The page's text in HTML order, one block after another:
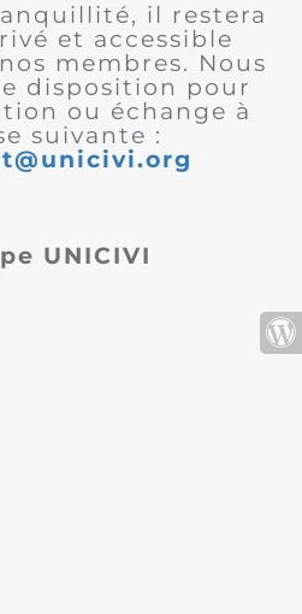
il restera
et accessible
membres. Nous
disposition pour
ou échange à
suivante :
UNICIVI